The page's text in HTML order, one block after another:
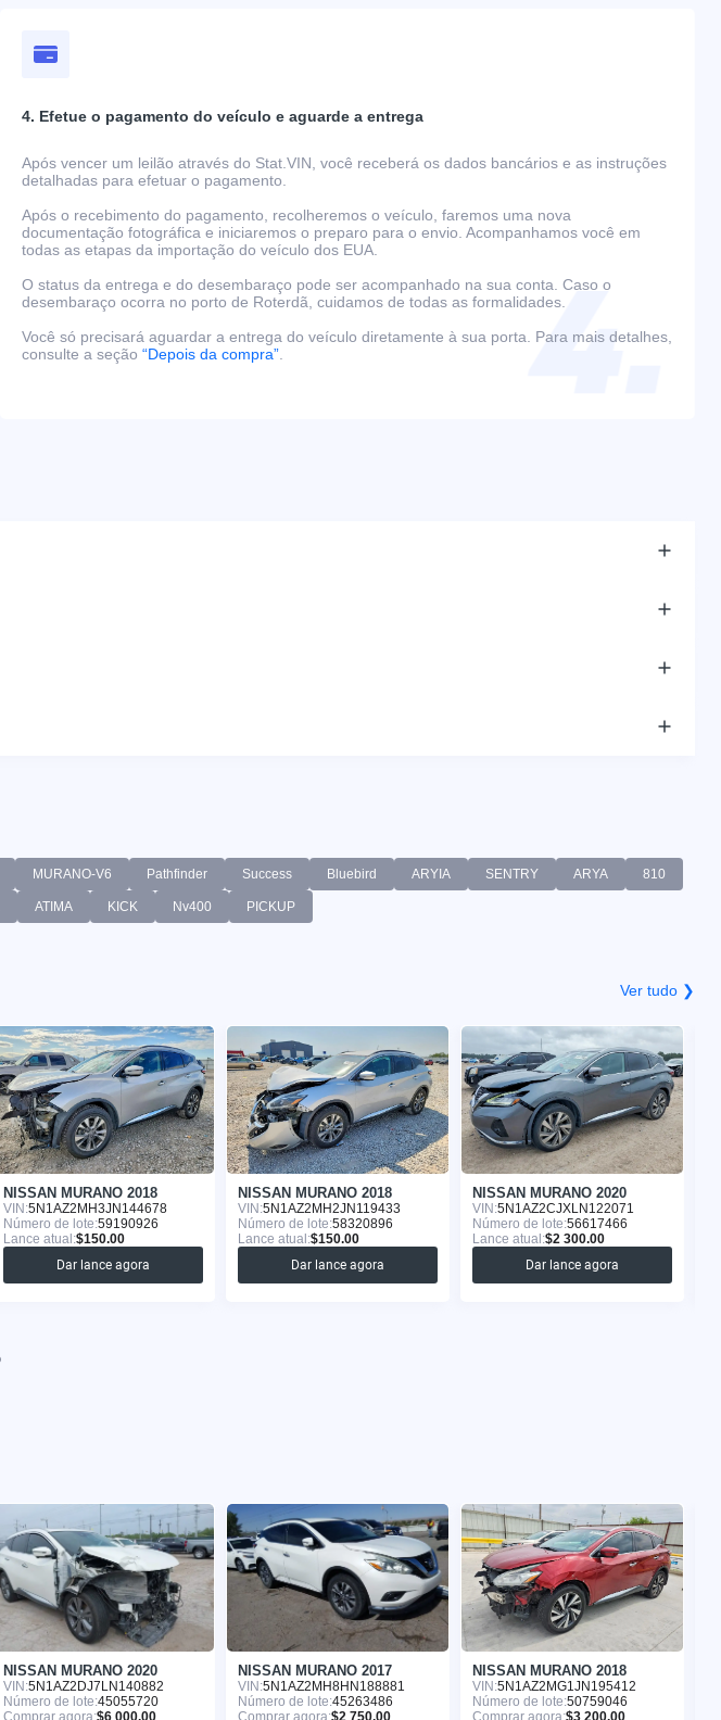
4. Efetue o pagamento do veículo e aguarde a entrega
Após vencer um leilão através do Stat.VIN, você receberá os dados bancários e as instruções
detalhadas para efetuar o pagamento.
Após o recebimento do pagamento, recolheremos o veículo, faremos uma nova
documentação fotográfica e iniciaremos o preparo para o envio. Acompanhamos você em
todas as etapas da importação do veículo dos EUA.
O status da entrega e do desembaraço pode ser acompanhado na sua conta. Caso o
desembaraço ocorra no porto de Roterdã, cuidamos de todas as formalidades.
Você só precisará aguardar a entrega do veículo diretamente à sua porta. Para mais detalhes,
consulte a seção “Depois da compra”
MURANO-V6 Pathfinder Success Bluebird ARYIA SENTRY ARYA 810
ATIMA KICK Nv400 PICKUP
Ver tudo ❯
NISSAN MURANO 2018
VIN:5N1AZ2MH3JN144678
Número de lote:59190926
Lance atual:$150.00
Dar lance agora
NISSAN MURANO 2018
VIN:5N1AZ2MH2JN119433
Número de lote:58320896
Lance atual:$150.00
Dar lance agora
NISSAN MURANO 2020
VIN:5N1AZ2CJXLN122071
Número de lote:56617466
Lance atual:$2 300.00
Dar lance agora
NISSAN MURANO 2020
VIN:5N1AZ2DJ7LN140882
Número de lote:45055720
NISSAN MURANO 2017
VIN:5N1AZ2MH8HN188881
Número de lote:45263486
NISSAN MURANO 2018
VIN:5N1AZ2MG1JN195412
Número de lote:50759046